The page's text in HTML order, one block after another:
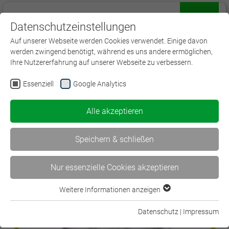
Geschäftsführer
Datenschutzeinstellungen
Auf unserer Webseite werden Cookies verwendet. Einige davon
werden zwingend benötigt, während es uns andere ermöglichen,
Ihre Nutzererfahrung auf unserer Webseite zu verbessern.
Essenziell Google Analytics
Alle akzeptieren
Speichern & schließen
Nur essenzielle Cookies akzeptieren
Essenzielle Cookies werden für grundlegende Funktionen der
Weitere Informationen anzeigen
Datenschutz | Impressum